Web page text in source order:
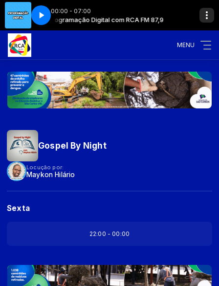
00:00 - 07:00
FM 87,9 Programação Digital com RCA FM 87,9
MENU
Gospel By Night
Locução por:
Maykon Hilário
Sexta
22:00 - 00:00